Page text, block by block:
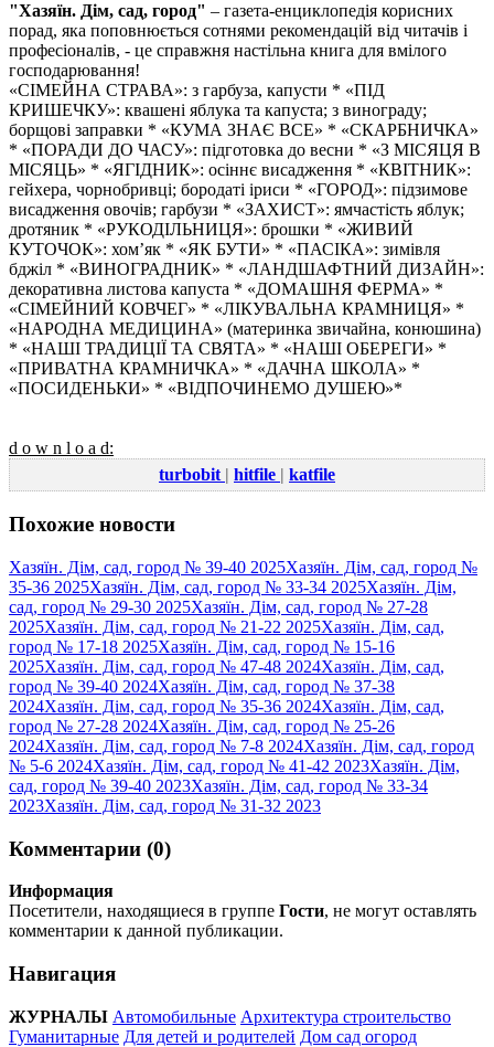
"Хазяїн. Дім, сад, город" – газета-енциклопедія корисних
порад, яка поповнюється сотнями рекомендацій від читачів і
професіоналів, - це справжня настільна книга для вмілого
господарювання!
«СІМЕЙНА СТРАВА»: з гарбуза, капусти * «ПІД
КРИШЕЧКУ»: квашені яблука та капуста; з винограду;
борщові заправки * «КУМА ЗНАЄ ВСЕ» * «СКАРБНИЧКА»
* «ПОРАДИ ДО ЧАСУ»: підготовка до весни * «З МІСЯЦЯ В
МІСЯЦЬ» * «ЯГІДНИК»: осіннє висадження * «КВІТНИК»:
гейхера, чорнобривці; бородаті іриси * «ГОРОД»: підзимове
висадження овочів; гарбузи * «ЗАХИСТ»: ямчастість яблук;
дротяник * «РУКОДІЛЬНИЦЯ»: брошки * «ЖИВИЙ
КУТОЧОК»: хом’як * «ЯК БУТИ» * «ПАСІКА»: зимівля
бджіл * «ВИНОГРАДНИК» * «ЛАНДШАФТНИЙ ДИЗАЙН»:
декоративна листова капуста * «ДОМАШНЯ ФЕРМА» *
«СІМЕЙНИЙ КОВЧЕГ» * «ЛІКУВАЛЬНА КРАМНИЦЯ» *
«НАРОДНА МЕДИЦИНА» (материнка звичайна, конюшина)
* «НАШІ ТРАДИЦІЇ ТА СВЯТА» * «НАШІ ОБЕРЕГИ» *
«ПРИВАТНА КРАМНИЧКА» * «ДАЧНА ШКОЛА» *
«ПОСИДЕНЬКИ» * «ВІДПОЧИНЕМО ДУШЕЮ»*
d o w n l o a d:
turbobit | hitfile | katfile
Похожие новости
Хазяїн. Дім, сад, город № 39-40 2025Хазяїн. Дім, сад, город №
35-36 2025Хазяїн. Дім, сад, город № 33-34 2025Хазяїн. Дім,
сад, город № 29-30 2025Хазяїн. Дім, сад, город № 27-28
2025Хазяїн. Дім, сад, город № 21-22 2025Хазяїн. Дім, сад,
город № 17-18 2025Хазяїн. Дім, сад, город № 15-16
2025Хазяїн. Дім, сад, город № 47-48 2024Хазяїн. Дім, сад,
город № 39-40 2024Хазяїн. Дім, сад, город № 37-38
2024Хазяїн. Дім, сад, город № 35-36 2024Хазяїн. Дім, сад,
город № 27-28 2024Хазяїн. Дім, сад, город № 25-26
2024Хазяїн. Дім, сад, город № 7-8 2024Хазяїн. Дім, сад, город
№ 5-6 2024Хазяїн. Дім, сад, город № 41-42 2023Хазяїн. Дім,
сад, город № 39-40 2023Хазяїн. Дім, сад, город № 33-34
2023Хазяїн. Дім, сад, город № 31-32 2023
Комментарии (0)
Информация
Посетители, находящиеся в группе Гости, не могут оставлять
комментарии к данной публикации.
Навигация
ЖУРНАЛЫ Автомобильные Архитектура строительство
Гуманитарные Для детей и родителей Дом сад огород